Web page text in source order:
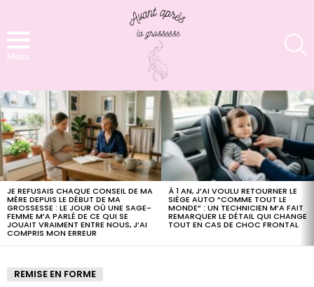
Menu
LATEST
STORIES
JE REFUSAIS CHAQUE CONSEIL DE MA
MÈRE DEPUIS LE DÉBUT DE MA
GROSSESSE : LE JOUR OÙ UNE SAGE-
FEMME M’A PARLÉ DE CE QUI SE
JOUAIT VRAIMENT ENTRE NOUS, J’AI
COMPRIS MON ERREUR
À 1 AN, J’AI VOULU RETOURNER LE
SIÈGE AUTO “COMME TOUT LE
MONDE” : UN TECHNICIEN M’A FAIT
REMARQUER LE DÉTAIL QUI CHANGE
TOUT EN CAS DE CHOC FRONTAL
REMISE EN FORME